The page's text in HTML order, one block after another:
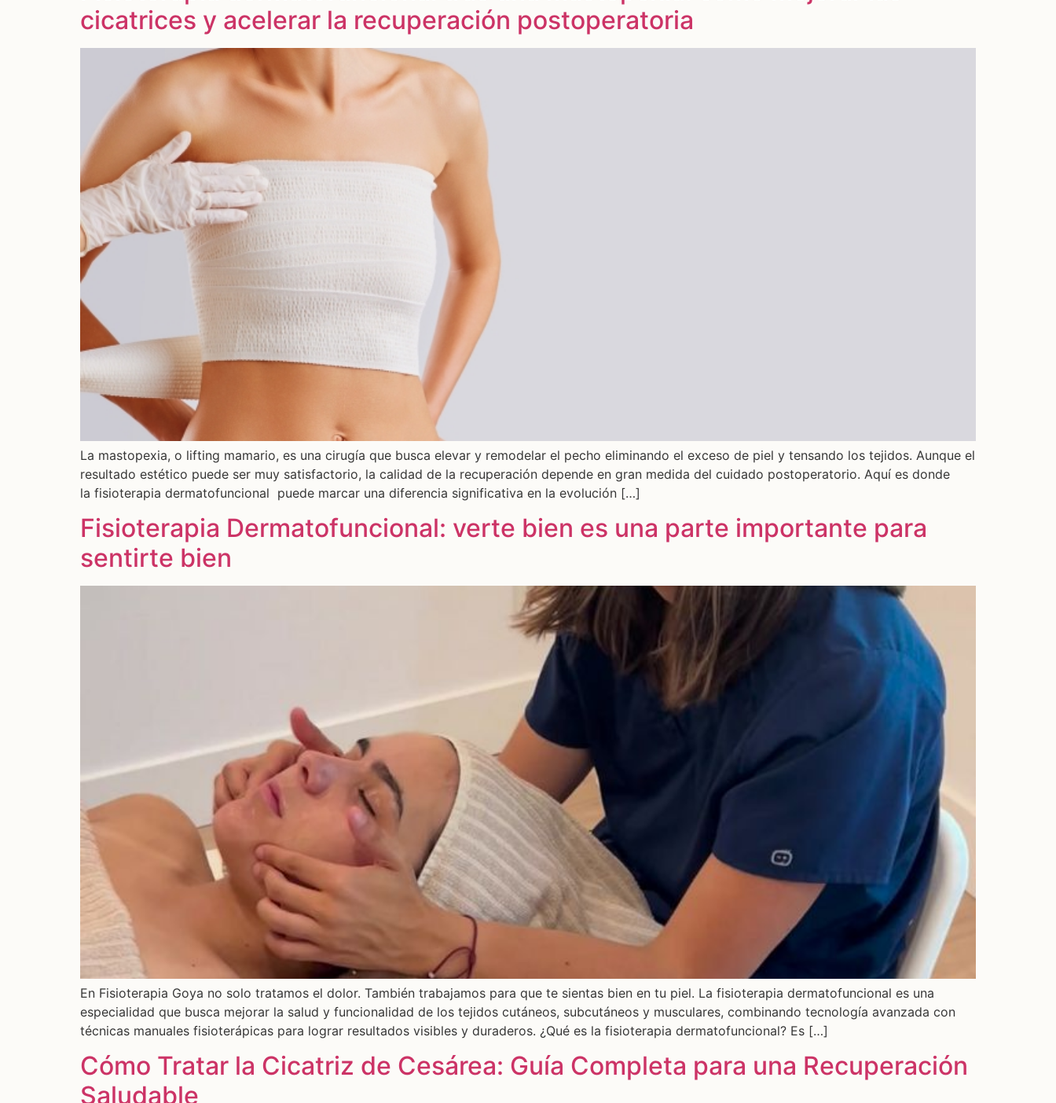
cicatrices y acelerar la recuperación postoperatoria
La mastopexia, o lifting mamario, es una cirugía que busca elevar y remodelar el pecho eliminando el exceso de piel y tensando los tejidos. Aunque el
resultado estético puede ser muy satisfactorio, la calidad de la recuperación depende en gran medida del cuidado postoperatorio. Aquí es donde
la fisioterapia dermatofuncional puede marcar una diferencia significativa en la evolución […]
Fisioterapia Dermatofuncional: verte bien es una parte importante para
sentirte bien
En Fisioterapia Goya no solo tratamos el dolor. También trabajamos para que te sientas bien en tu piel. La fisioterapia dermatofuncional es una
especialidad que busca mejorar la salud y funcionalidad de los tejidos cutáneos, subcutáneos y musculares, combinando tecnología avanzada con
técnicas manuales fisioterápicas para lograr resultados visibles y duraderos. ¿Qué es la fisioterapia dermatofuncional? Es […]
Cómo Tratar la Cicatriz de Cesárea: Guía Completa para una Recuperación
Saludable